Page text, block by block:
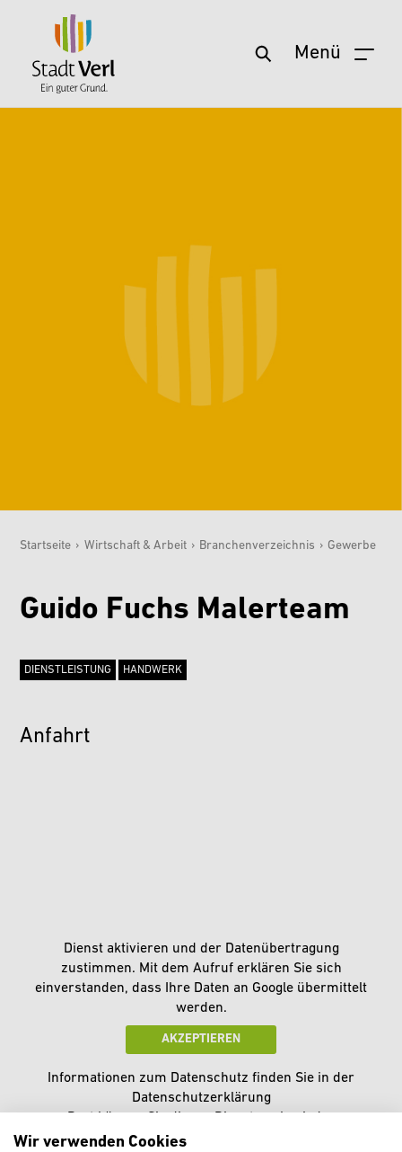
Zum Hauptinhalt springen Menü
Guido Fuchs Malerteam
DIENSTLEISTUNG HANDWERK
Anfahrt
Dienst aktivieren und der Datenübertragung
zustimmen. Mit dem Aufruf erklären Sie sich
einverstanden, dass Ihre Daten an Google übermittelt
werden.
AKZEPTIEREN
Informationen zum Datenschutz finden Sie in der
Datenschutzerklärung
deaktivieren.
Startseite › Wirtschaft & Arbeit › Branchenverzeichnis › Gewerbe
Wir verwenden Cookies